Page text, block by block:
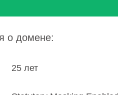
о домене:
25 лет